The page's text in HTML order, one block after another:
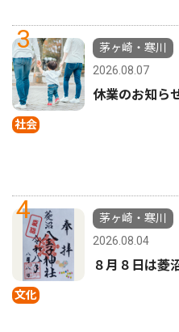
3
社会
茅ヶ崎・寒川
2026.08.07
休業のお知ら
4
文化
茅ヶ崎・寒川
2026.08.04
８月８日は菱